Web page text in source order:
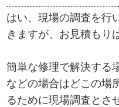
はい、現場の調査を行
きますが、お見積もり
簡単な修理で解決する
などの場合はどこの場
るために現場調査とさ